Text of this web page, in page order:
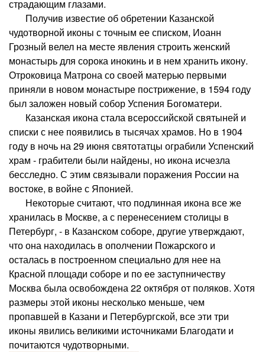
страдающим глазами.
Получив известие об обретении Казанской
чудотворной иконы с точным ее списком, Иоанн
Грозный велел на месте явления строить женский
монастырь для сорока инокинь и в нем хранить икону.
Отроковица Матрона со своей матерью первыми
приняли в новом монастыре пострижение, в 1594 году
был заложен новый собор Успения Богоматери.
Казанская икона стала всероссийской святыней и
списки с нее появились в тысячах храмов. Но в 1904
году в ночь на 29 июня святотатцы ограбили Успенский
храм - грабители были найдены, но икона исчезла
бесследно. С этим связывали поражения России на
востоке, в войне с Японией.
Некоторые считают, что подлинная икона все же
хранилась в Москве, а с перенесением столицы в
Петербург, - в Казанском соборе, другие утверждают,
что она находилась в ополчении Пожарского и
осталась в построенном специально для нее на
Красной площади соборе и по ее заступничеству
Москва была освобождена 22 октября от поляков. Хотя
размеры этой иконы несколько меньше, чем
пропавшей в Казани и Петербургской, все эти три
иконы явились великими источниками Благодати и
почитаются чудотворными.